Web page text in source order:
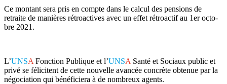
Ce mon­tant sera pris en compte dans le calcul des pen­sions de
retraite de maniè­res rétroac­ti­ves avec un effet rétroac­tif au 1er oc­to­
bre 2021.
L’UNSA Fonction Publique et l’UNSA Santé et Sociaux public et
privé se féli­ci­tent de cette nou­velle avan­cée concrète obte­nue par la
négo­cia­tion qui béné­fi­ciera à de nom­breux agents.